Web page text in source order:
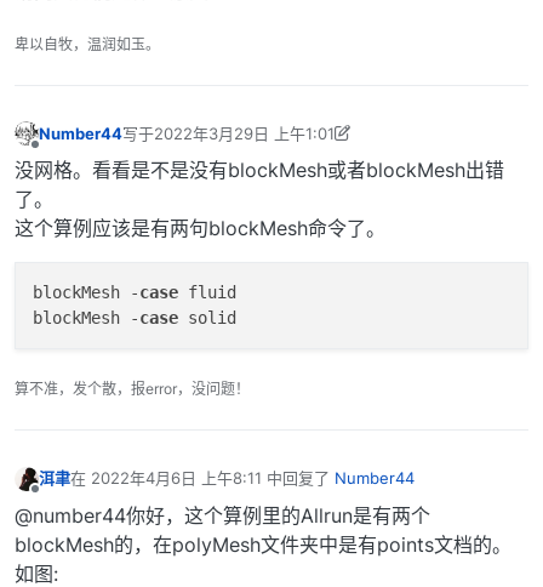
卑以自牧，温润如玉。
Number44写于2022年3月29日 上午1:01
最后由 Number44 编辑 2022年3月29日 上午9:02
没网格。看看是不是没有blockMesh或者blockMesh出错
了。
这个算例应该是有两句blockMesh命令了。
blockMesh -case fluid
blockMesh -case
算不准，发个散，报error，没问题！
洱聿在 2022年4月6日 上午8:11 中回复了 Number44
最后由 编辑
@number44你好，这个算例里的Allrun是有两个
blockMesh的，在polyMesh文件夹中是有points文档的。
如图: